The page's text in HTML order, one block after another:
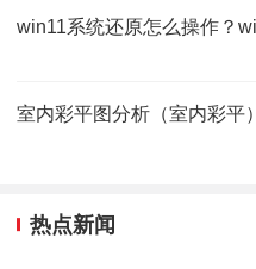
win11系统还原怎么操作？
室内彩平图分析（室内彩平）
热点新闻